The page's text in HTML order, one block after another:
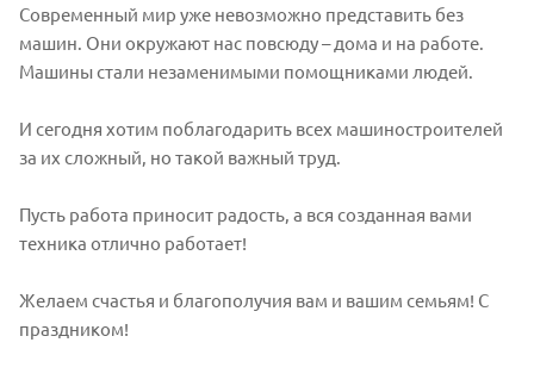
Современный мир уже невозможно представить без
машин. Они окружают нас повсюду – дома и на работе.
Машины стали незаменимыми помощниками людей.
И сегодня хотим поблагодарить всех машиностроителей
за их сложный, но такой важный труд.
Пусть работа приносит радость, а вся созданная вами
техника отлично работает!
Желаем счастья и благополучия вам и вашим семьям! С
праздником!